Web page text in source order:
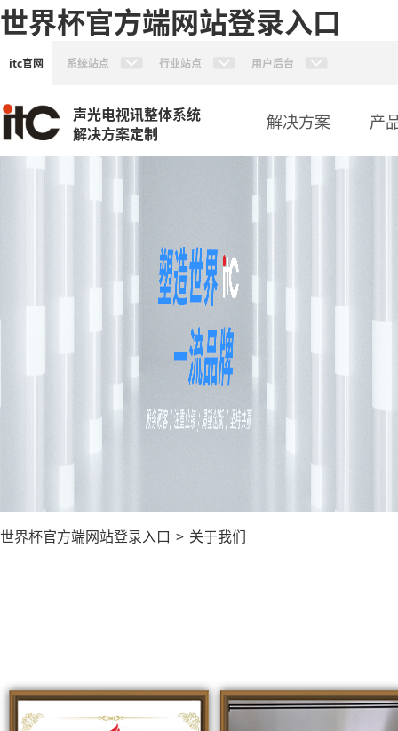
世界杯官方端网站登录入口
itc官网 系统站点 行业站点 用户后台
声光电视讯整体系统
解决方案定制
解决方案 产
世界杯官方端网站登录入口 > 关于我们